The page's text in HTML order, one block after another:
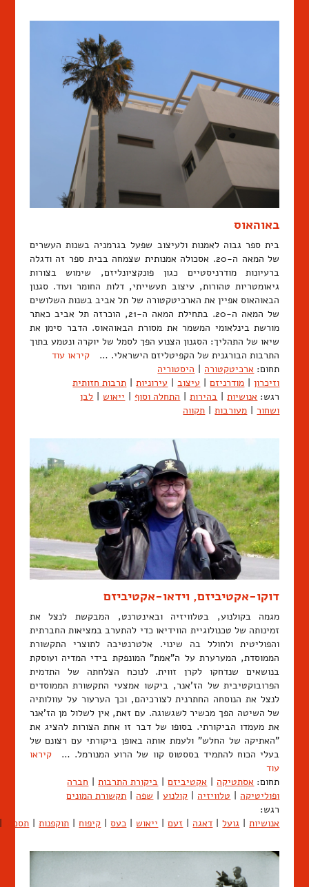
באוהאוס
בית ספר גבוה לאמנות ולעיצוב שפעל בגרמניה בשנות העשרים
של המאה ה-20. אסכולה אמנותית שצמחה בבית ספר זה ודגלה
ברעיונות מודרניסטיים כגון פונקציונליזם, שימוש בצורות
גיאומטריות טהורות, עיצוב תעשייתי, דלות החומר ועוד. סגנון
הבאוהאוס אפיין את הארכיטקטורה של תל אביב בשנות השלושים
של המאה ה-20. בתחילת המאה ה-21, הוכרזה תל אביב כאתר
מורשת בינלאומי המשמר את מסורת הבאוהאוס. הדבר סימן את
שיאו של התהליך: הסגנון הצנוע הפך לסמל של יוקרה ונטמע בתוך
התרבות הבורגנית של הקפיטליזם הישראלי. … קיראו עוד
תחום: ארכיטקטורה | היסטוריה
וזיכרון | מודרניזם | עיצוב | עירוניות | תרבות חזותית
רגש: אנושיות | בהירות | התחלה וסוף | ייאוש | לבן
ושחור | מעורבות | תקווה
דוקו-אקטיביזם, וידאו-אקטיביזם
מגמה בקולנוע, בטלוויזיה ובאינטרנט, המבקשת לנצל את
זמינותה של טכנולוגיית הווידיאו כדי להתערב במציאות החברתית
והפוליטית ולחולל בה שינוי. אלטרנטיבה לתוצרי התקשורת
הממוסדת, המערערת על ה"אמת" המונפקת בידי המדיה ועוסקת
בנושאים שנדחקו לקרן זווית. לנוכח הצלחתה של התדמית
הפרובוקטיבית של הז'אנר, ביקשו אמצעי התקשורת הממוסדים
לנצל את הנוסחה החתרנית לצורכיהם, וכך הערעור על עוולותיה
של השיטה הפך מכשיר לשגשוגה. עם זאת, אין לשלול מן הז'אנר
את מעמדו הביקורתי. בסופו של דבר זו אחת הצורות להציג את
"האתיקה של החלש" ולעמת אותה באופן ביקורתי עם רצונם של
בעלי הכוח להתמיד בססטוס קוו של הרוע המנורמל. …קיראו
עוד
תחום: אסתטיקה | אקטיביזם | ביקורת התרבות | חברה
ופוליטיקה | טלוויזיה | קולנוע | שפה | תקשורת המונים
רגש:
אנושיות | גועל | דאגה | זעם | ייאוש | כעס | קיפוח | תוקפנות | תסכול |